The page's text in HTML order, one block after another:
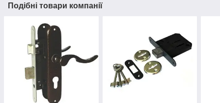
Подібні товари компанії